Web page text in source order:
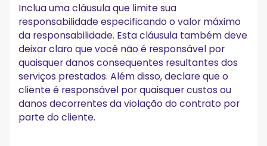
Inclua uma cláusula que limite sua
responsabilidade especificando o valor máximo
da responsabilidade. Esta cláusula também deve
deixar claro que você não é responsável por
quaisquer danos consequentes resultantes dos
serviços prestados. Além disso, declare que o
cliente é responsável por quaisquer custos ou
danos decorrentes da violação do contrato por
parte do cliente.